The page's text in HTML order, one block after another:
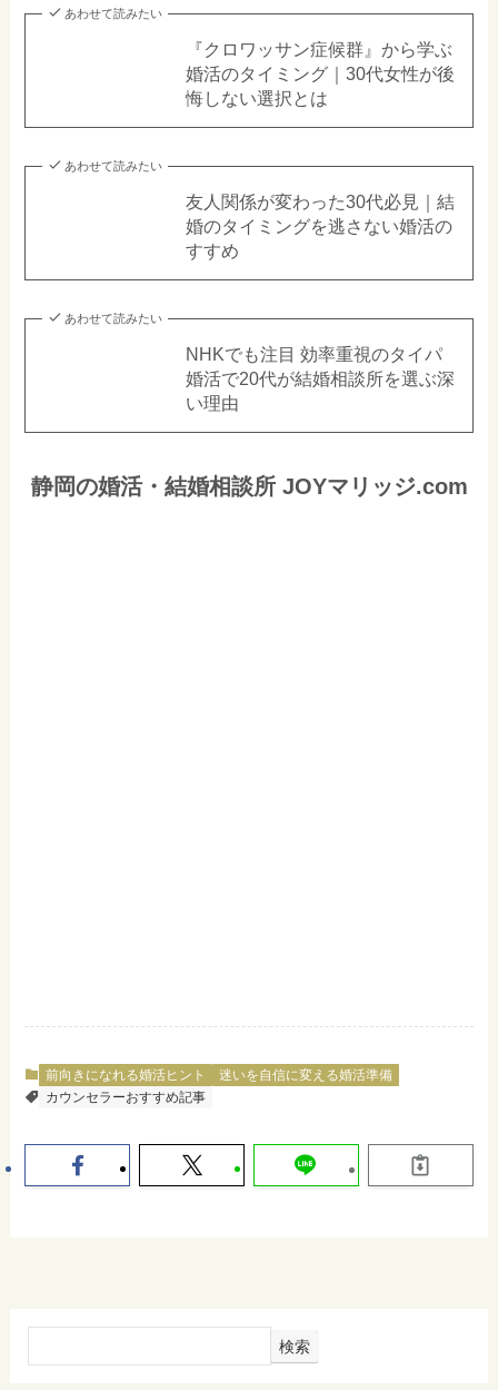
あわせて読みたい
『クロワッサン症候群』から学ぶ
婚活のタイミング｜30代女性が後
悔しない選択とは
あわせて読みたい
友人関係が変わった30代必見｜結
婚のタイミングを逃さない婚活の
すすめ
あわせて読みたい
NHKでも注目 効率重視のタイパ
婚活で20代が結婚相談所を選ぶ深
い理由
静岡の婚活・結婚相談所 JOYマリッジ.com
前向きになれる婚活ヒント
迷いを自信に変える婚活準備
カウンセラーおすすめ記事
検索